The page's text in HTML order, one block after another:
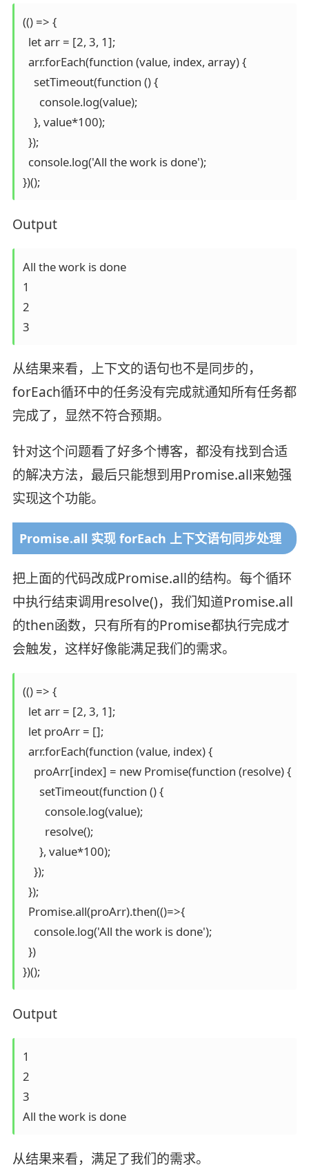
(() => {
  let arr = [2, 3, 1];
  arr.forEach(function (value, index, array) {
    setTimeout(function () {
      console.log(value);
    }, value*100);
  });
  console.log('All the work is done');
})();
Output
All the work is done
1
2
3
从结果来看，上下文的语句也不是同步的，
forEach循环中的任务没有完成就通知所有任务都
完成了，显然不符合预期。
针对这个问题看了好多个博客，都没有找到合适
的解决方法，最后只能想到用Promise.all来勉强
实现这个功能。
Promise.all 实现 forEach 上下文语句同步处理
把上面的代码改成Promise.all的结构。每个循环
中执行结束调用resolve()，我们知道Promise.all
的then函数，只有所有的Promise都执行完成才
会触发，这样好像能满足我们的需求。
(() => {
  let arr = [2, 3, 1];
  let proArr = [];
  arr.forEach(function (value, index) {
    proArr[index] = new Promise(function (resolve) {
      setTimeout(function () {
        console.log(value);
        resolve();
      }, value*100);
    });
  });
  Promise.all(proArr).then(()=>{
    console.log('All the work is done');
  })
})();
Output
1
2
3
All the work is done
从结果来看，满足了我们的需求。